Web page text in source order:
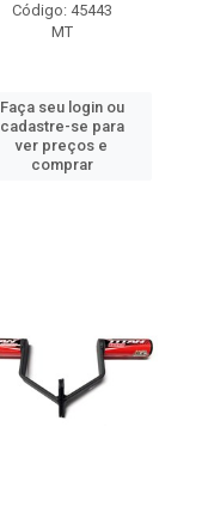
Código: 45443
MT
Faça seu login ou
cadastre-se para
ver preços e
comprar